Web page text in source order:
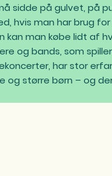
sidde på gulvet, på
hvis man har brug
kan man købe lidt af
og bands, som
har stor
og større børn – og